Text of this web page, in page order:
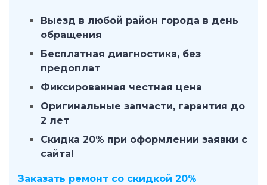
Выезд в любой район города в день
обращения
Бесплатная диагностика, без
предоплат
Фиксированная честная цена
Оригинальные запчасти, гарантия до
2 лет
Скидка 20% при оформлении заявки с
сайта!
Заказать ремонт со скидкой 20%